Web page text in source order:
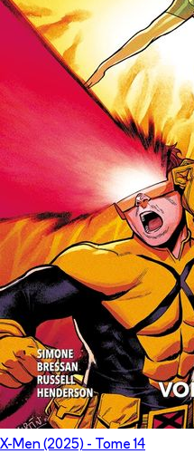
X-Men (2025) - Tome 14